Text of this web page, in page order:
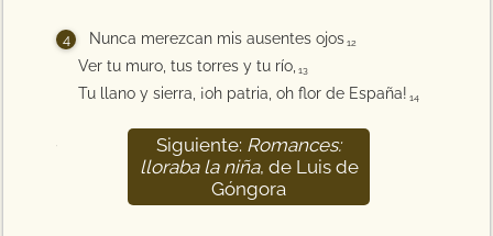
Nunca merezcan mis ausentes ojos 12
Ver tu muro, tus torres y tu río, 13
Tu llano y sierra, ¡oh patria, oh flor de España! 14
Siguiente: Romances:
lloraba la niña, de Luis de
Góngora